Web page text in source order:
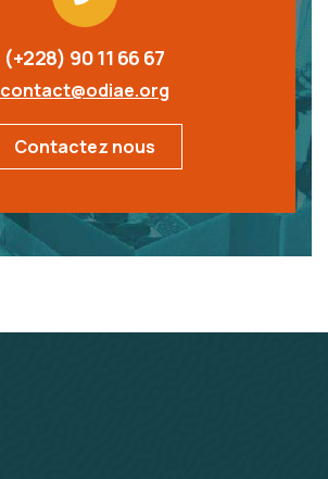
(+228) 90 11 66 67
contact@odiae.org
Contactez nous